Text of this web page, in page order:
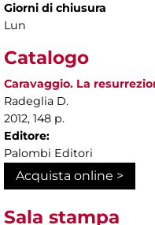
Giorni di chiusura
Lun
Catalogo
Caravaggio. La
Radeglia D.
2012, 148 p.
Editore:
Palombi Editori
Acquista online >
Sala stampa